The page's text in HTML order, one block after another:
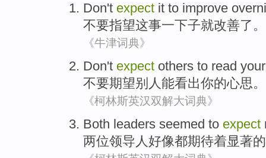
Don't expect it to improve
不要指望这事一下子就改善了。
《牛津词典》
Don't expect others to read
不要期望别人能看出你的心思。
《柯林斯英汉双解大词典》
Both leaders seemed to expect
两位领导人 好像都期待着显著的